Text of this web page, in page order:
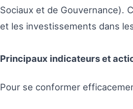
Sociaux et de Gouvernance).
et les investissements dans
Principaux indicateurs et
Pour se conformer